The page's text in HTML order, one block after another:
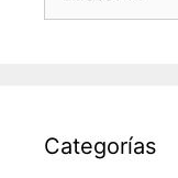
Categorías